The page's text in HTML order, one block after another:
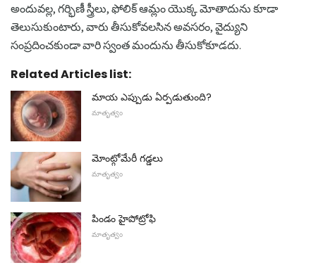
అందువల్ల, గర్భిణీ స్త్రీలు, ఫోలిక్ ఆమ్లం యొక్క మోతాదును కూడా
తెలుసుకుంటారు, వారు తీసుకోవలసిన అవసరం, వైద్యుని
సంప్రదించకుండా వారి స్వంత మందును తీసుకోకూడదు.
Related Articles list:
మాయ ఎప్పుడు ఏర్పడుతుంది?
మాతృత్వం
మోంట్గోమేరీ గడ్డలు
మాతృత్వం
పిండం హైపోట్రోఫి
మాతృత్వం